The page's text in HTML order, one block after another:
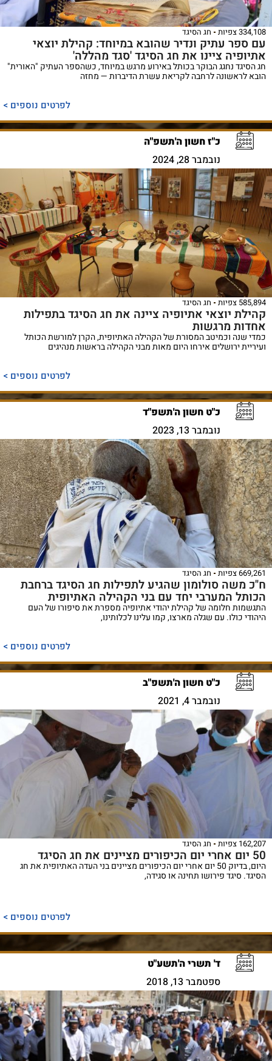
334,108 צפיות חג הסיגד
עם ספר עתיק ונדיר שהובא במיוחד: קהילת יוצאי
אתיופיה ציינו את חג הסיגד 'סגד מהללה'
חג הסיגד נחגג הבוקר בכותל באירוע מרגש במיוחד, כשהספר העתיק "האורית"
הובא לראשונה לרחבה לקריאת עשרת הדיברות — מחזה
לפרטים נוספים >
כ"ז חשון ה'תשפ"ה
נובמבר 28, 2024
585,894 צפיות חג הסיגד
קהילת יוצאי אתיופיה ציינה את חג הסיגד בתפילות
אחדות מרגשות
כמדי שנה וכמיטב המסורת של הקהילה האתיופית, הקרן למורשת הכותל
ועיריית ירושלים אירחו היום מאות מבני הקהילה בראשות מנהיגים
לפרטים נוספים >
כ"ט חשון ה'תשפ"ד
נובמבר 13, 2023
669,261 צפיות חג הסיגד
ח"כ משה סולומון שהגיע לתפילות חג הסיגד ברחבת
הכותל המערבי יחד עם בני הקהילה האתיופית
התגשמות חלומה של קהילת יהודי אתיופיה מספרת את סיפורו של העם
היהודי כולו. עם שגלה מארצו, קמו עלינו לכלותינו,
לפרטים נוספים >
כ"ט חשון ה'תשפ"ב
נובמבר 4, 2021
162,207 צפיות חג הסיגד
50 יום אחרי יום הכיפורים מציינים את חג הסיגד
היום, בדיוק 50 יום אחרי יום הכיפורים מציינים בני העדה האתיופית את חג
הסיגד. סיגד פירושו תחינה או סגידה,
לפרטים נוספים >
ד' תשרי ה'תשע"ט
ספטמבר 13, 2018